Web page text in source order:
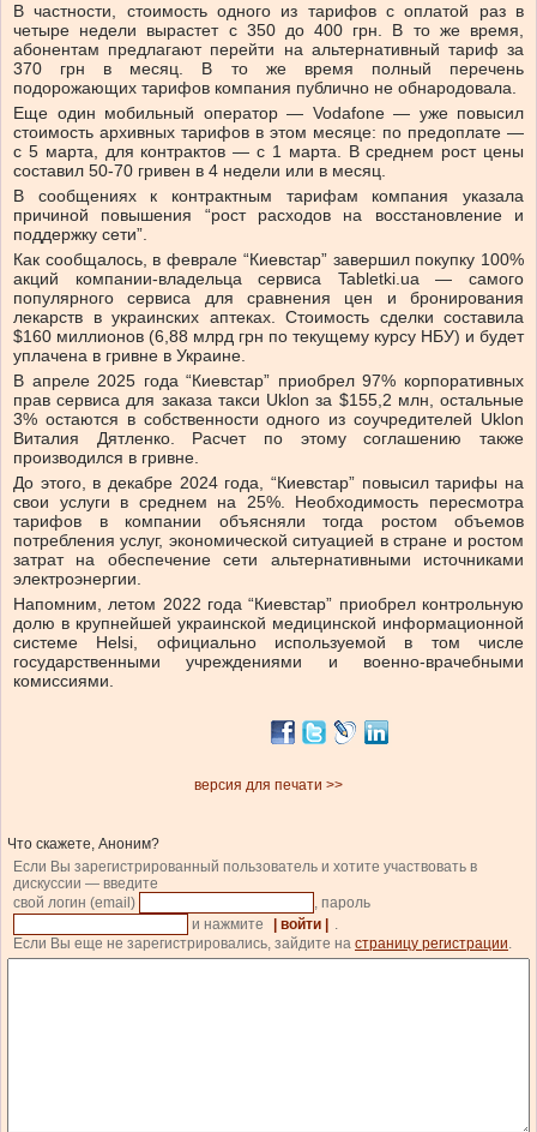
В частности, стоимость одного из тарифов с оплатой раз в
четыре недели вырастет с 350 до 400 грн. В то же время,
абонентам предлагают перейти на альтернативный тариф за
370 грн в месяц. В то же время полный перечень
подорожающих тарифов компания публично не обнародовала.
Еще один мобильный оператор — Vodafone — уже повысил
стоимость архивных тарифов в этом месяце: по предоплате —
с 5 марта, для контрактов — с 1 марта. В среднем рост цены
составил 50-70 гривен в 4 недели или в месяц.
В сообщениях к контрактным тарифам компания указала
причиной повышения “рост расходов на восстановление и
поддержку сети”.
Как сообщалось, в феврале “Киевстар” завершил покупку 100%
акций компании-владельца сервиса Tabletki.uа — самого
популярного сервиса для сравнения цен и бронирования
лекарств в украинских аптеках. Стоимость сделки составила
$160 миллионов (6,88 млрд грн по текущему курсу НБУ) и будет
уплачена в гривне в Украине.
В апреле 2025 года “Киевстар” приобрел 97% корпоративных
прав сервиса для заказа такси Uklon за $155,2 млн, остальные
3% остаются в собственности одного из соучредителей Uklon
Виталия Дятленко. Расчет по этому соглашению также
производился в гривне.
До этого, в декабре 2024 года, “Киевстар” повысил тарифы на
свои услуги в среднем на 25%. Необходимость пересмотра
тарифов в компании объясняли тогда ростом объемов
потребления услуг, экономической ситуацией в стране и ростом
затрат на обеспечение сети альтернативными источниками
электроэнергии.
Напомним, летом 2022 года “Киевстар” приобрел контрольную
долю в крупнейшей украинской медицинской информационной
системе Helsi, официально используемой в том числе
государственными учреждениями и военно-врачебными
комиссиями.
версия для печати >>
Что скажете, Аноним?
Если Вы зарегистрированный пользователь и хотите участвовать в
дискуссии — введите
свой логин (email)
, пароль
и нажмите
| войти |
.
Если Вы еще не зарегистрировались, зайдите на страницу регистрации.